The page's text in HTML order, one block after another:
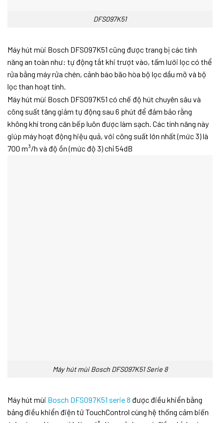
DFS097K51
Máy hút mùi Bosch DFS097K51 cũng được trang bị các tính
năng an toàn như: tự động tắt khi trượt vào, tấm lưới lọc có thể
rửa bằng máy rửa chén, cảnh báo bão hòa bộ lọc dầu mỡ và bộ
lọc than hoạt tính.
Máy hút mùi Bosch DFS097K51 có chế độ hút chuyên sâu và
công suất tăng giảm tự động sau 6 phút để đảm bảo rằng
không khí trong căn bếp luôn được làm sạch. Các tính năng này
giúp máy hoạt động hiệu quả, với công suất lớn nhất (mức 3) là
700 m³/h và độ ồn (mức độ 3) chỉ 54dB
Máy hút mùi Bosch DFS097K51 Serie 8
Máy hút mùi Bosch DFS097K51 serie 8 được điều khiển bằng
bảng điều khiển điện tử TouchControl cùng hệ thống cảm biến